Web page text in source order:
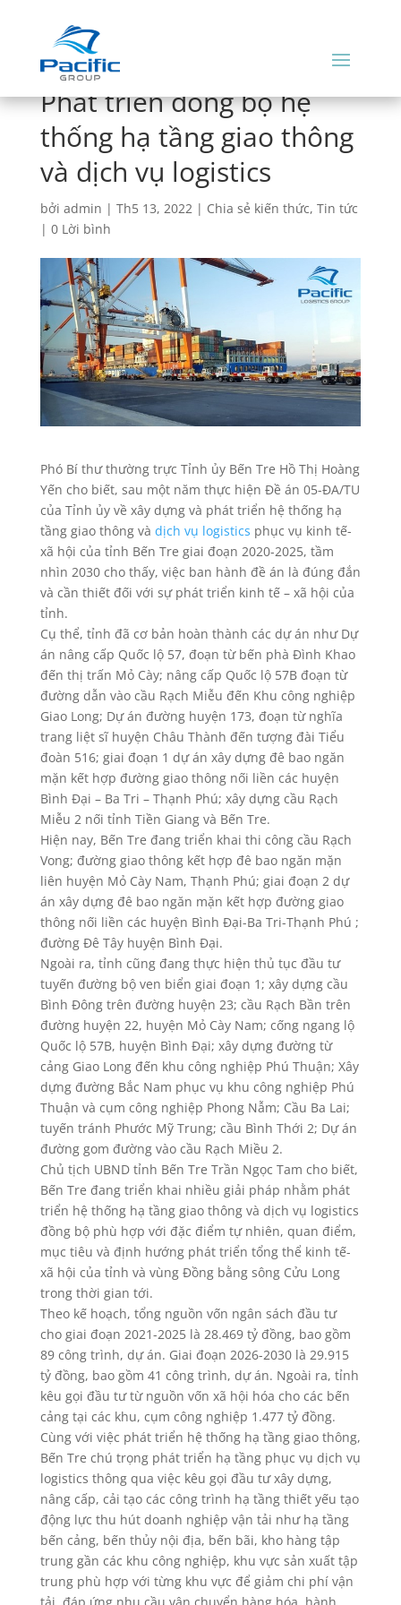
Phát triển đồng bộ hệ
thống hạ tầng giao thông
và dịch vụ logistics
bởi admin | Th5 13, 2022| Chia sẻ kiến thức, Tin tức
| 0 Lời bình
Phó Bí thư thường trực Tỉnh ủy Bến Tre Hồ Thị Hoàng
Yến cho biết, sau một năm thực hiện Đề án 05-ĐA/TU
của Tỉnh ủy về xây dựng và phát triển hệ thống hạ
tầng giao thông và dịch vụ logistics phục vụ kinh tế-
xã hội của tỉnh Bến Tre giai đoạn 2020-2025, tầm
nhìn 2030 cho thấy, việc ban hành đề án là đúng đắn
và cần thiết đối với sự phát triển kinh tế – xã hội của
tỉnh.
Cụ thể, tỉnh đã cơ bản hoàn thành các dự án như Dự
án nâng cấp Quốc lộ 57, đoạn từ bến phà Đình Khao
đến thị trấn Mỏ Cày; nâng cấp Quốc lộ 57B đoạn từ
đường dẫn vào cầu Rạch Miễu đến Khu công nghiệp
Giao Long; Dự án đường huyện 173, đoạn từ nghĩa
trang liệt sĩ huyện Châu Thành đến tượng đài Tiểu
đoàn 516; giai đoạn 1 dự án xây dựng đê bao ngăn
mặn kết hợp đường giao thông nối liền các huyện
Bình Đại – Ba Tri – Thạnh Phú; xây dựng cầu Rạch
Miễu 2 nối tỉnh Tiền Giang và Bến Tre.
Hiện nay, Bến Tre đang triển khai thi công cầu Rạch
Vong; đường giao thông kết hợp đê bao ngăn mặn
liên huyện Mỏ Cày Nam, Thạnh Phú; giai đoạn 2 dự
án xây dựng đê bao ngăn mặn kết hợp đường giao
thông nối liền các huyện Bình Đại-Ba Tri-Thạnh Phú ;
đường Đê Tây huyện Bình Đại.
Ngoài ra, tỉnh cũng đang thực hiện thủ tục đầu tư
tuyến đường bộ ven biển giai đoạn 1; xây dựng cầu
Bình Đông trên đường huyện 23; cầu Rạch Bần trên
đường huyện 22, huyện Mỏ Cày Nam; cống ngang lộ
Quốc lộ 57B, huyện Bình Đại; xây dựng đường từ
cảng Giao Long đến khu công nghiệp Phú Thuận; Xây
dựng đường Bắc Nam phục vụ khu công nghiệp Phú
Thuận và cụm công nghiệp Phong Nẫm; Cầu Ba Lai;
tuyến tránh Phước Mỹ Trung; cầu Bình Thới 2; Dự án
đường gom đường vào cầu Rạch Miều 2.
Chủ tịch UBND tỉnh Bến Tre Trần Ngọc Tam cho biết,
Bến Tre đang triển khai nhiều giải pháp nhằm phát
triển hệ thống hạ tầng giao thông và dịch vụ logistics
đồng bộ phù hợp với đặc điểm tự nhiên, quan điểm,
mục tiêu và định hướng phát triển tổng thể kinh tế-
xã hội của tỉnh và vùng Đồng bằng sông Cửu Long
trong thời gian tới.
Theo kế hoạch, tổng nguồn vốn ngân sách đầu tư
cho giai đoạn 2021-2025 là 28.469 tỷ đồng, bao gồm
89 công trình, dự án. Giai đoạn 2026-2030 là 29.915
tỷ đồng, bao gồm 41 công trình, dự án. Ngoài ra, tỉnh
kêu gọi đầu tư từ nguồn vốn xã hội hóa cho các bến
cảng tại các khu, cụm công nghiệp 1.477 tỷ đồng.
Cùng với việc phát triển hệ thống hạ tầng giao thông,
Bến Tre chú trọng phát triển hạ tầng phục vụ dịch vụ
logistics thông qua việc kêu gọi đầu tư xây dựng,
nâng cấp, cải tạo các công trình hạ tầng thiết yếu tạo
động lực thu hút doanh nghiệp vận tải như hạ tầng
bến cảng, bến thủy nội địa, bến bãi, kho hàng tập
trung gần các khu công nghiệp, khu vực sản xuất tập
trung phù hợp với từng khu vực để giảm chi phí vận